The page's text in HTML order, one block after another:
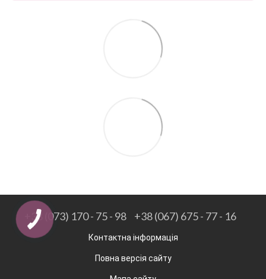
+38 (073) 170 - 75 - 98 +38 (067) 675 - 77 - 16
Контактна інформація
Повна версія сайту